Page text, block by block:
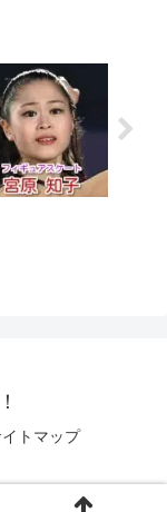
トマップ
.